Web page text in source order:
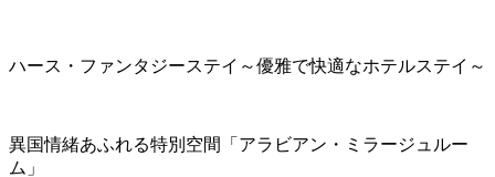
ハース・ファンタジーステイ～優雅で快適なホテルステイ～
異国情緒あふれる特別空間「アラビアン・ミラージュルー
ム」